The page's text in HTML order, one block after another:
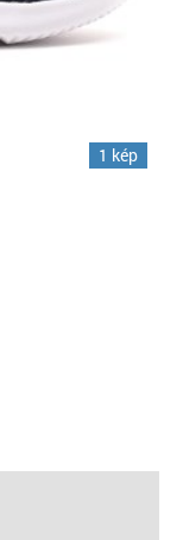
1 kép